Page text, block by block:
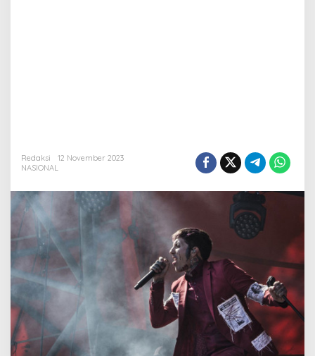
Redaksi
12 November 2023
NASIONAL